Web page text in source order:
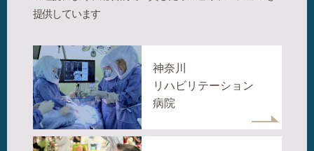
提供しています
神奈川
リハビリテーション
病院